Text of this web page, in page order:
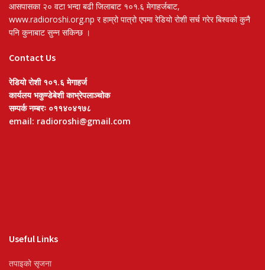
आसपासका २० वटा भन्दा बढी जिलाबाट १०१.६ मेगाहर्जबाट,
www.radioroshi.org.np र हाम्रो पात्रो एपमा रेडियो रोशी सर्च गरेर बिश्वको कुनै
पनि कुनाबाट सुन्न सकिन्छ ।
Contact Us
रेडियो रोशी १०१.६ मेगाहर्ज
कार्यलय भकुण्डेबेशी काभ्रेपलाञ्चोक
सम्पर्क नम्बरः ०११४०४१७८
email: radioroshi@gmail.com
Useful Links
तपाइको सृजना